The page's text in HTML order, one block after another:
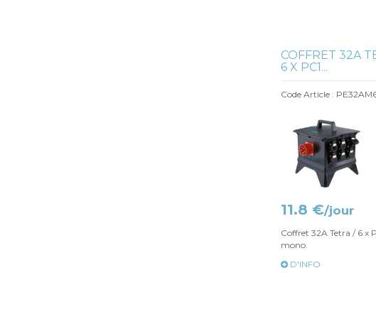
COFFRET 32A
6 X PC1...
Code Article :
11.8 €/jour
Coffret 32A Tetra / 6 x
mono
D'INFO